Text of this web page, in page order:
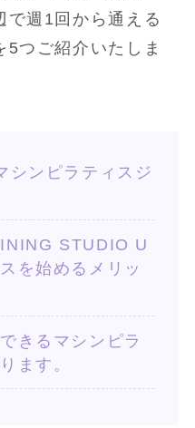
で週1回から通える
5つご紹介いたしま
シンピラティスジ
STUDIO U
を始めるメリッ
きるマシンピラ
ます。